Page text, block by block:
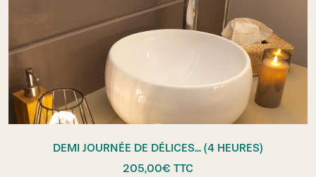
DEMI JOURNÉE DE DÉLICES... (4 HEURES)
205,00€ TTC